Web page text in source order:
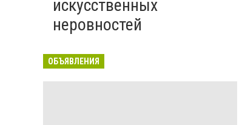
искусственных
неровностей
ОБЪЯВЛЕНИЯ